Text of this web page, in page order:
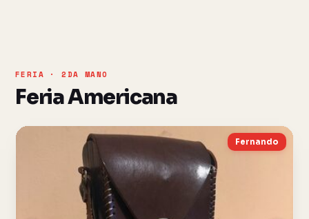
FERIA · 2DA MANO
Feria Americana
Fernando